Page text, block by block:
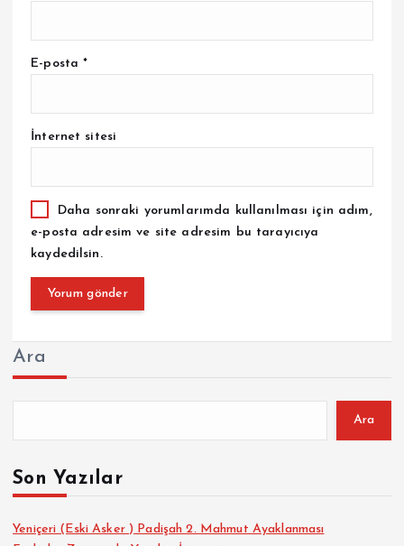
E-posta*
İnternet sitesi
Daha sonraki yorumlarımda kullanılması için adım,
e-posta adresim ve site adresim bu tarayıcıya
kaydedilsin.
Ara
Ara
Son Yazılar
Yeniçeri (Eski Asker ) Padişah 2. Mahmut Ayaklanması